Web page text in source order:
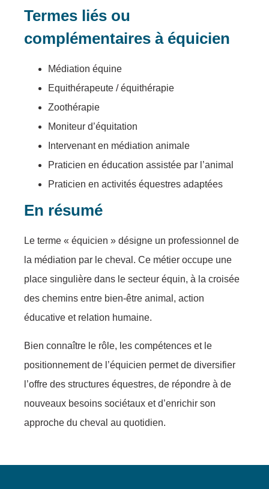
Termes liés ou
complémentaires à équicien
Médiation équine
Equithérapeute / équithérapie
Zoothérapie
Moniteur d’équitation
Intervenant en médiation animale
Praticien en éducation assistée par l’animal
Praticien en activités équestres adaptées
En résumé
Le terme « équicien » désigne un professionnel de
la médiation par le cheval. Ce métier occupe une
place singulière dans le secteur équin, à la croisée
des chemins entre bien-être animal, action
éducative et relation humaine.
Bien connaître le rôle, les compétences et le
positionnement de l’équicien permet de diversifier
l’offre des structures équestres, de répondre à de
nouveaux besoins sociétaux et d’enrichir son
approche du cheval au quotidien.